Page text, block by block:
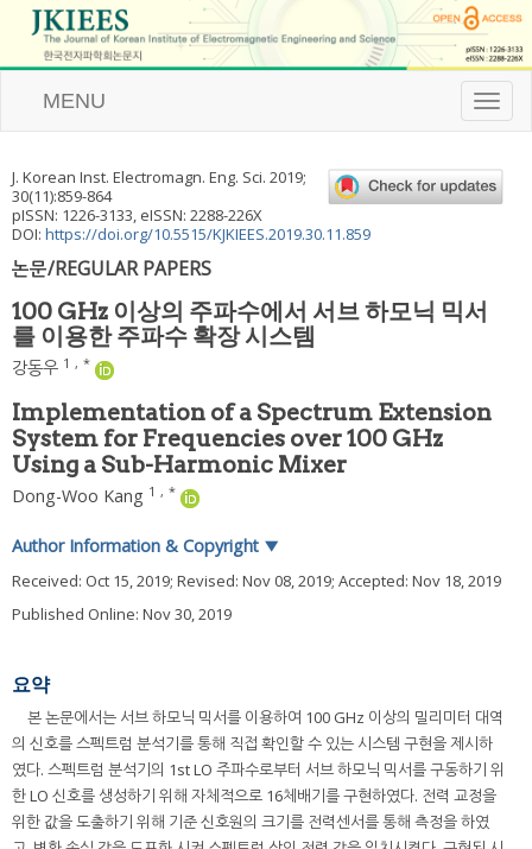
T
o
l
e
n
MENU
J. Korean Inst. Electromagn. Eng. Sci. 2019;
30(11):859-864
pISSN: 1226-3133, eISSN: 2288-226X
DOI: https://doi.org/10.5515/KJKIEES.2019.30.11.859
논문/REGULAR PAPERS
100 GHz 이상의 주파수에서 서브 하모닉 믹서
를 이용한 주파수 확장 시스템
강동우 1 , *
Implementation of a Spectrum Extension
System for Frequencies over 100 GHz
Using a Sub-Harmonic Mixer
Dong-Woo Kang 1 , *
Author Information & Copyright ▼
Received: Oct 15, 2019; Revised: Nov 08, 2019; Accepted: Nov 18, 2019
Published Online: Nov 30, 2019
요약
본 논문에서는 서브 하모닉 믹서를 이용하여 100 GHz 이상의 밀리미터 대역
의 신호를 스펙트럼 분석기를 통해 직접 확인할 수 있는 시스템 구현을 제시하
였다. 스펙트럼 분석기의 1st LO 주파수로부터 서브 하모닉 믹서를 구동하기 위
한 LO 신호를 생성하기 위해 자체적으로 16체배기를 구현하였다. 전력 교정을
위한 값을 도출하기 위해 기준 신호원의 크기를 전력센서를 통해 측정을 하였